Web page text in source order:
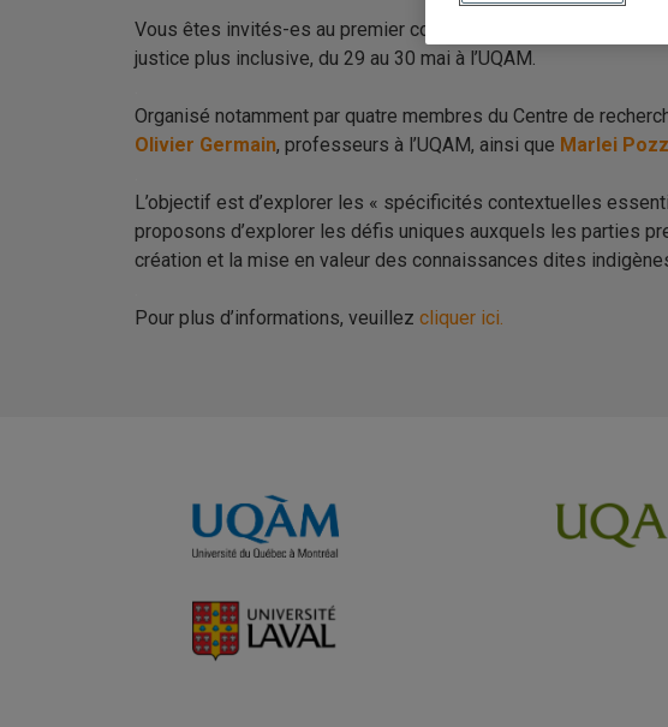
Vous êtes invités-es au premier colloque international sur les
justice plus inclusive, du 29 au 30 mai à l’UQAM.
Organisé notamment par quatre membres du Centre de
Olivier Germain, professeurs à l’UQAM, ainsi que Marlei
L’objectif est d’explorer les « spécificités contextuelles
proposons d’explorer les défis uniques auxquels les parties
création et la mise en valeur des connaissances dites
Pour plus d’informations, veuillez cliquer ici.